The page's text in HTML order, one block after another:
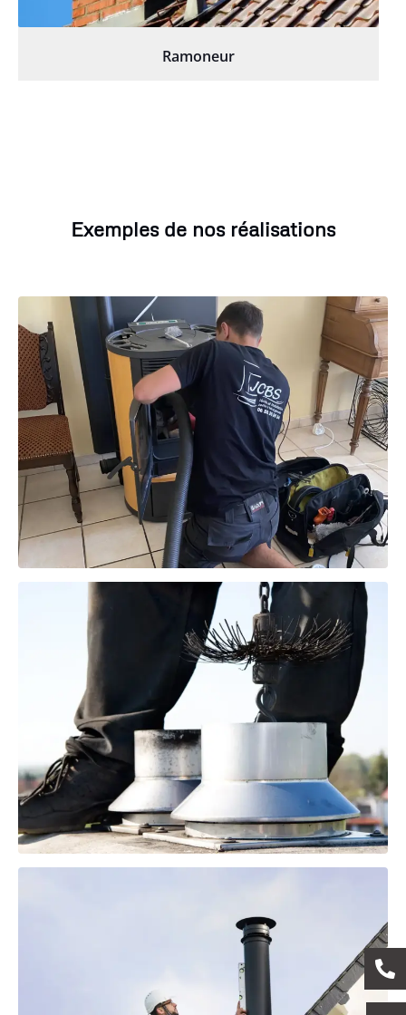
Ramoneur
Exemples de nos réalisations